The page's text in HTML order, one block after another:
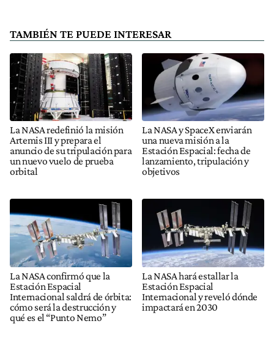
TAMBIÉN TE PUEDE INTERESAR
La NASA redefinió la misión
Artemis III y prepara el
anuncio de su tripulación para
un nuevo vuelo de prueba
orbital
La NASA y SpaceX enviarán
una nueva misión a la
Estación Espacial: fecha de
lanzamiento, tripulación y
objetivos
La NASA confirmó que la
Estación Espacial
Internacional saldrá de órbita:
cómo será la destrucción y
qué es el “Punto Nemo”
La NASA hará estallar la
Estación Espacial
Internacional y reveló dónde
impactará en 2030